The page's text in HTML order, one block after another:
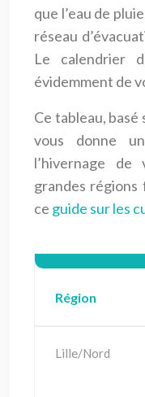
que l’eau de
réseau
Le calendrier
évidemment de
Ce tableau, basé
vous donne
l’hivernage
grandes régions
ce guide sur les
Région
Lille/Nord